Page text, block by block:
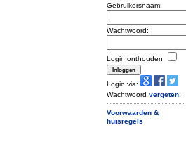
Gebruikersnaam:
Wachtwoord:
Login onthouden
Login via:
Wachtwoord vergeten
Voorwaarden &
huisregels